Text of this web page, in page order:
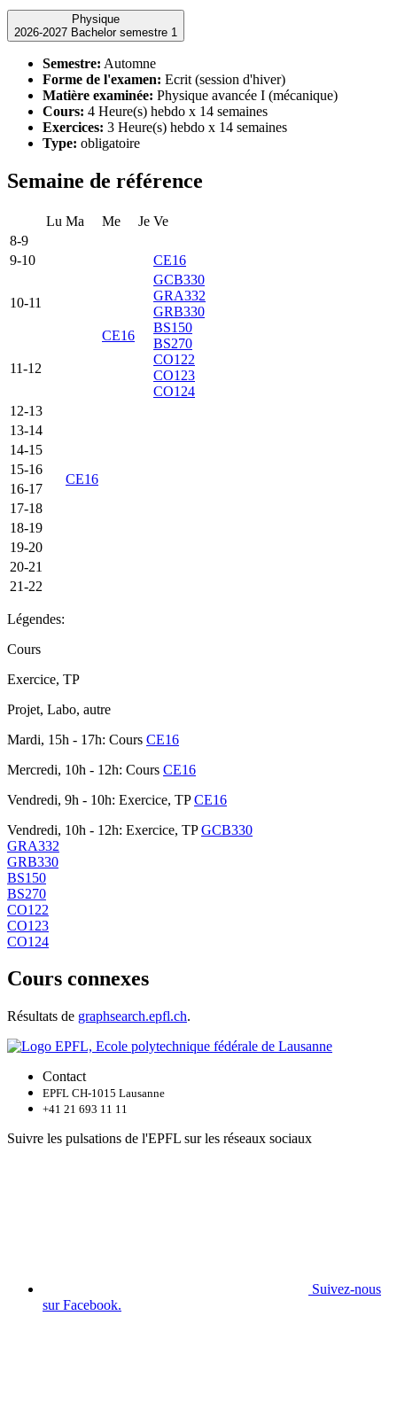
Physique
2026-2027 Bachelor semestre 1
Semestre: Automne
Forme de l'examen: Ecrit (session d'hiver)
Matière examinée: Physique avancée I (mécanique)
Cours: 4 Heure(s) hebdo x 14 semaines
Exercices: 3 Heure(s) hebdo x 14 semaines
Type: obligatoire
Semaine de référence
Lu Ma Me Je Ve
8-9
9-10
CE16
10-11
CE16
GCB330
GRA332
GRB330
BS150
BS270
CO122
CO123
CO124
11-12
12-13
13-14
14-15
15-16
CE16
16-17
17-18
18-19
19-20
20-21
21-22
Légendes:
Cours
Exercice, TP
Projet, Labo, autre
Mardi, 15h - 17h: Cours CE16
Mercredi, 10h - 12h: Cours CE16
Vendredi, 9h - 10h: Exercice, TPCE16
Vendredi, 10h - 12h: Exercice, TPGCB330
GRA332
GRB330
BS150
BS270
CO122
CO123
CO124
Cours connexes
Résultats de graphsearch.epfl.ch.
Contact
EPFL CH-1015 Lausanne
+41 21 693 11 11
Suivre les pulsations de l'EPFL sur les réseaux sociaux
Suivez-nous
sur Facebook.